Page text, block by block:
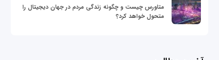
متاورس چیست و چگونه زندگی مردم در جهان دیجیتال را
متحول خواهد کرد؟